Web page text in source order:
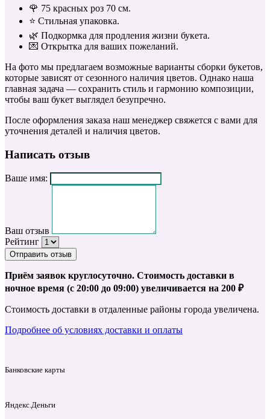
🌹 75 красных роз 70 см.
⭐️ Стильная упаковка.
🌿 Подкормка для продления жизни букета.
💌 Открытка для ваших пожеланий.
На фото мы предлагаем возможные варианты сборки букетов,
которые зависят от сезонного наличия цветов. Однако наша
главная задача — сохранить стиль и гармонию композиции,
чтобы ваш букет выглядел безупречно.
После оформления заказа наш менеджер свяжется с вами для
уточнения деталей и наличия цветов.
Написать отзыв
Ваше имя:
Ваш отзыв
Рейтинг
Отправить отзыв
Приём заявок круглосуточно. Стоимость доставки в
ночное время (с 20:00 до 09:00) увеличивается на 200 ₽
Стоимость доставки в отдаленные районы города увеличена.
Подробнее об условиях доставки и оплаты
Банковские карты
Яндекс.Деньги